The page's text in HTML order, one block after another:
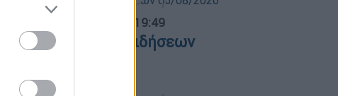
05.08.2026 19:49
Κεντρικό δελτίο ειδήσεων